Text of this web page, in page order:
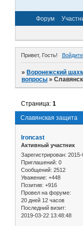
Форум
Привет, Гость! Войдите
»Воронежский
вопросы »
Славянская защита
Страница:1
Ironcast
Активный участник
Зарегистрирован:
Приглашений: 0
Сообщений: 2512
Уважение: +448
Позитив: +916
Провел на форуме:
20 дней 12 часов
Последний визит:
2019-03-22 13:48:48